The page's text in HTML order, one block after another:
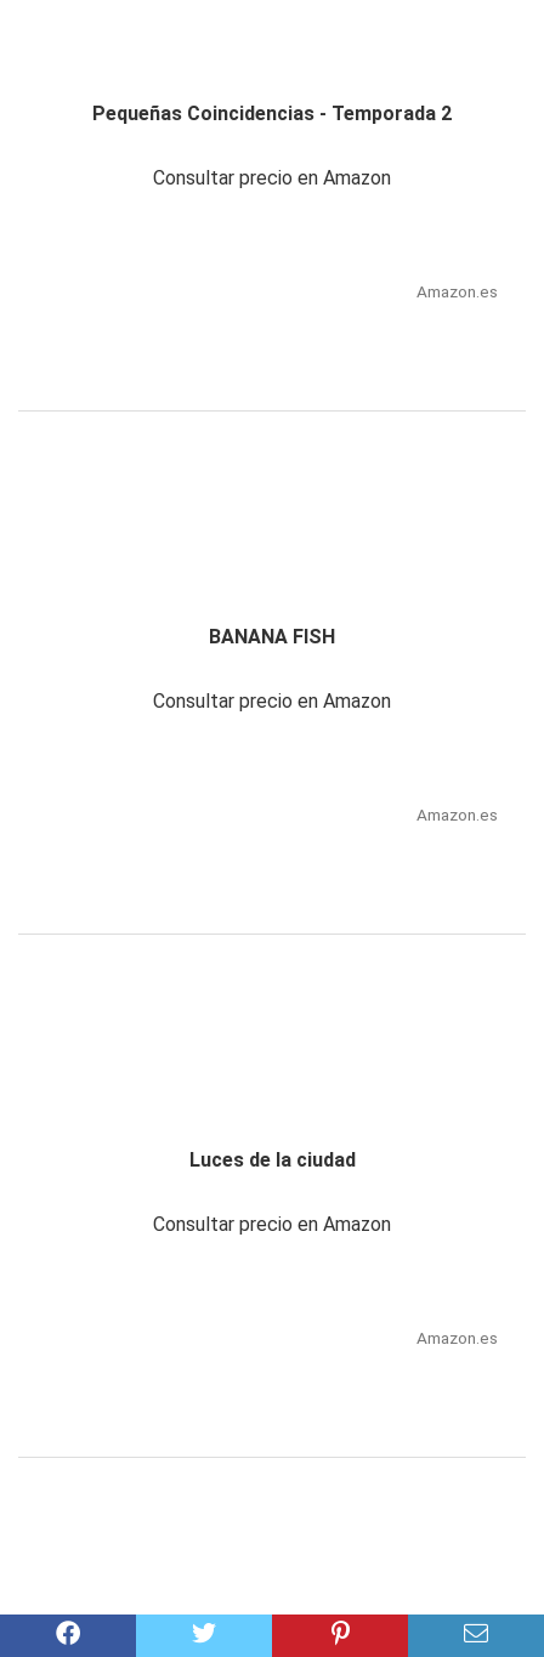
Pequeñas Coincidencias - Temporada 2
Consultar precio en Amazon
Amazon.es
BANANA FISH
Consultar precio en Amazon
Amazon.es
Luces de la ciudad
Consultar precio en Amazon
Amazon.es